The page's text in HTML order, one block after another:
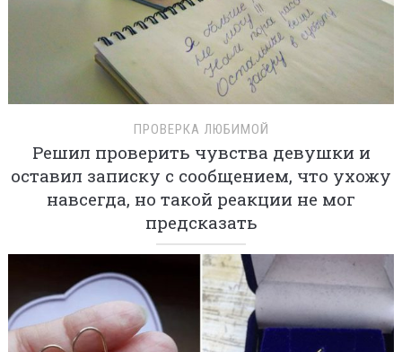
ПРОВЕРКА ЛЮБИМОЙ
Решил проверить чувства девушки и
оставил записку с сообщением, что ухожу
навсегда, но такой реакции не мог
предсказать